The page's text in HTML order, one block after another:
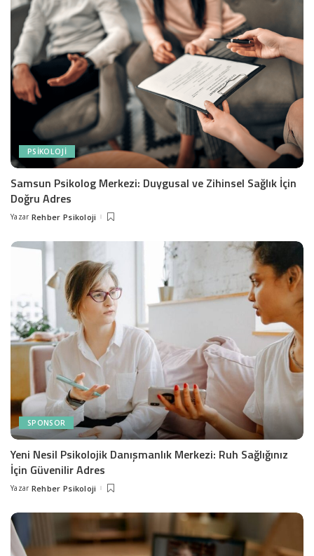
PSIKOLOJI
Samsun Psikolog Merkezi: Duygusal ve Zihinsel Sağlık İçin
Doğru Adres
Posted
Yazar Rehber Psikoloji
SPONSOR
Yeni Nesil Psikolojik Danışmanlık Merkezi: Ruh Sağlığınız
İçin Güvenilir Adres
Posted
Yazar Rehber Psikoloji